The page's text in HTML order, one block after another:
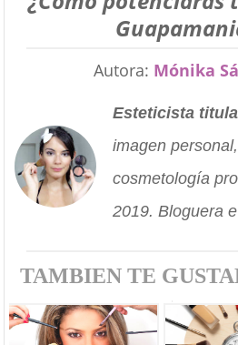
Autora: Mónika
Esteticista
imagen
cosmetología
2019. Bloguera
TAMBIEN TE